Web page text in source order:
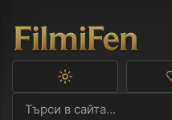
тъмна